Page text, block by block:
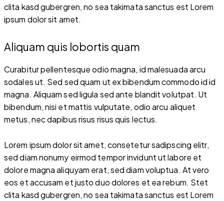
clita kasd gubergren, no sea takimata sanctus est Lorem
ipsum dolor sit amet.
Aliquam quis lobortis quam
Curabitur pellentesque odio magna, id malesuada arcu
sodales ut. Sed sed quam ut ex bibendum commodo id id
magna. Aliquam sed ligula sed ante blandit volutpat. Ut
bibendum, nisi et mattis vulputate, odio arcu aliquet
metus, nec dapibus risus risus quis lectus.
Lorem ipsum dolor sit amet, consetetur sadipscing elitr,
sed diam nonumy eirmod tempor invidunt ut labore et
dolore magna aliquyam erat, sed diam voluptua. At vero
eos et accusam et justo duo dolores et ea rebum. Stet
clita kasd gubergren, no sea takimata sanctus est Lorem